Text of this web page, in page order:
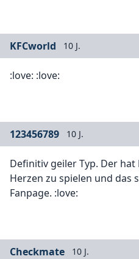
KFCworld 10 J.
:love: :love:
123456789 10 J.
Definitiv geiler Typ. Der
Herzen zu spielen und das
Fanpage. :love:
Checkmate 10 J.